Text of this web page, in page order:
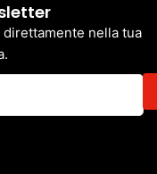
nella tua